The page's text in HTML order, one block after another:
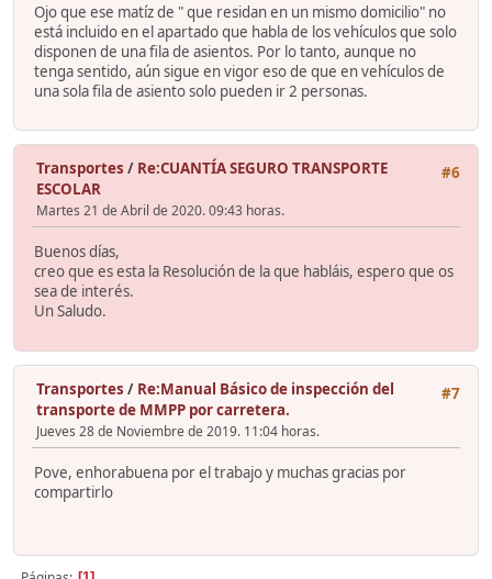
Ojo que ese matíz de " que residan en un mismo domicilio" no
está incluido en el apartado que habla de los vehículos que solo
disponen de una fila de asientos. Por lo tanto, aunque no
tenga sentido, aún sigue en vigor eso de que en vehículos de
una sola fila de asiento solo pueden ir 2 personas.
#6
Transportes / Re:CUANTÍA SEGURO TRANSPORTE
ESCOLAR
Martes 21 de Abril de 2020. 09:43 horas.
Buenos días,
creo que es esta la Resolución de la que habláis, espero que os
sea de interés.
Un Saludo.
#7
Transportes / Re:Manual Básico de inspección del
transporte de MMPP por carretera.
Jueves 28 de Noviembre de 2019. 11:04 horas.
Pove, enhorabuena por el trabajo y muchas gracias por
compartirlo